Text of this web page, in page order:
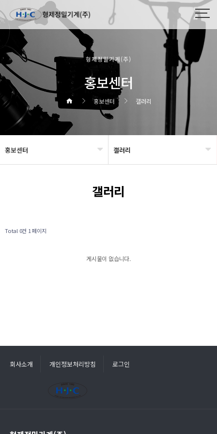
형제정밀기계(주)
홍보센터
홍보센터 갤러리
헤더설정
홍보센터 갤러리
갤러리
Total 0건 1 페이지
게시물이 없습니다.
회사소개 개인정보처리방침 로그인